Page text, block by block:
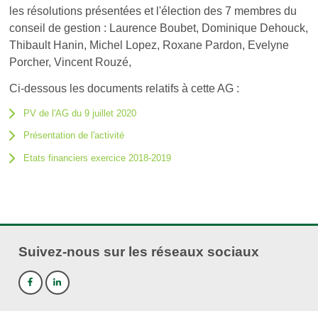
les résolutions présentées et l'élection des 7 membres du
conseil de gestion : Laurence Boubet, Dominique Dehouck,
Thibault Hanin, Michel Lopez, Roxane Pardon, Evelyne
Porcher, Vincent Rouzé,
Ci-dessous les documents relatifs à cette AG :
PV de l'AG du 9 juillet 2020
Présentation de l'activité
Etats financiers exercice 2018-2019
Suivez-nous sur les réseaux sociaux